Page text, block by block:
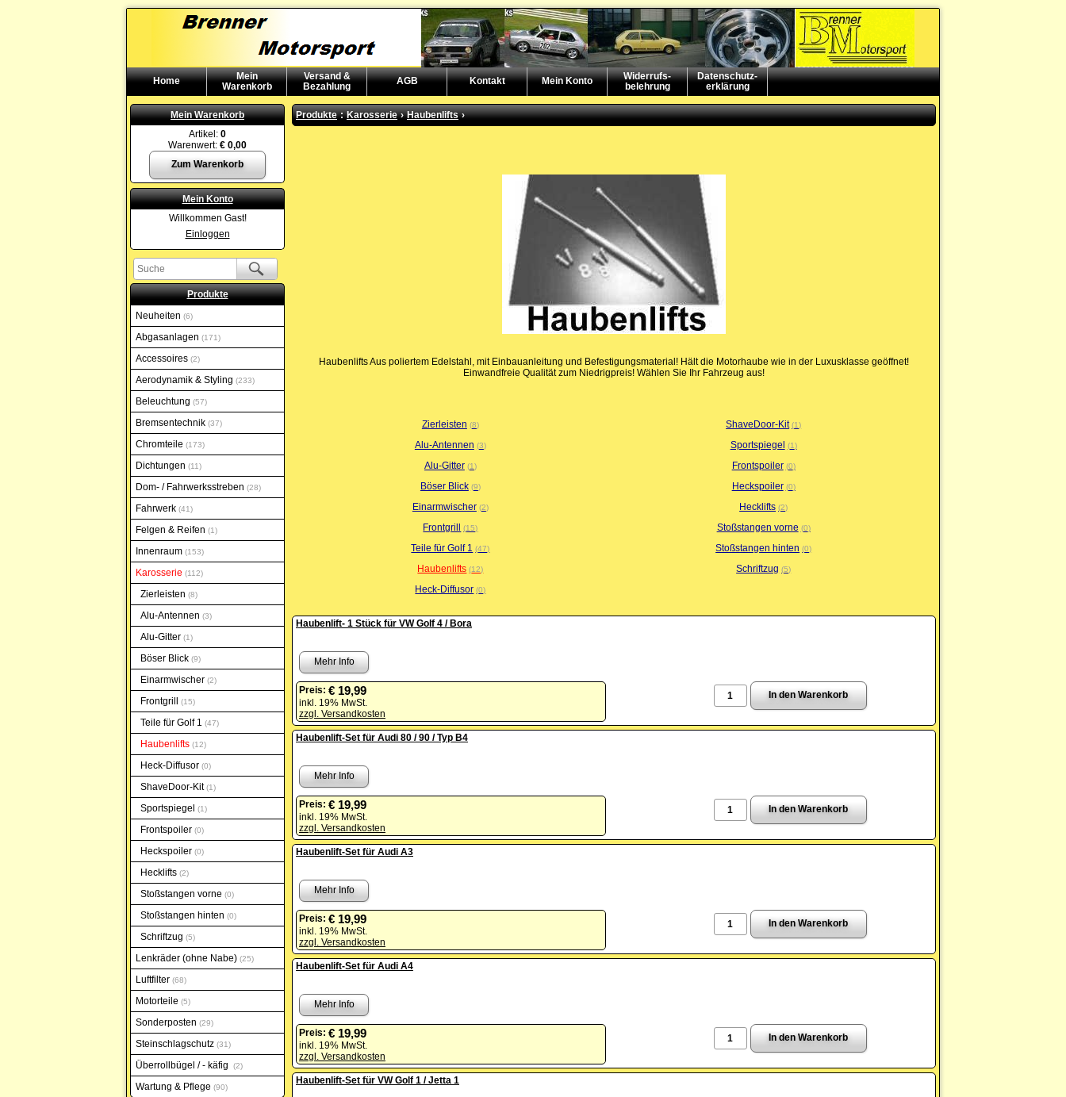
Home
Mein
Warenkorb
Versand &
Bezahlung
AGB Kontakt Mein Konto
Widerrufs-
belehrung
Datenschutz-
erklärung
Mein Warenkorb
Artikel: 0
Warenwert: € 0,00
Zum Warenkorb
Mein Konto
Willkommen Gast!
Einloggen
Produkte
Neuheiten
6
Abgasanlagen 171
Accessoires 2
Aerodynamik & Styling 233
Beleuchtung 57
Bremsentechnik 37
Chromteile 173
Dichtungen 11
Dom- / Fahrwerksstreben 28
Fahrwerk 41
Felgen & Reifen 1
Innenraum 153
Karosserie 112
Zierleisten 8
Alu-Antennen 3
Alu-Gitter 1
Böser Blick 9
Einarmwischer 2
Frontgrill 15
Teile für Golf 1 47
Haubenlifts 12
Heck-Diffusor 0
ShaveDoor-Kit 1
Sportspiegel 1
Frontspoiler 0
Heckspoiler 0
Hecklifts 2
Stoßstangen vorne 0
Stoßstangen hinten 0
Schriftzug 5
Lenkräder (ohne Nabe) 25
Luftfilter 68
Motorteile 5
Sonderposten 29
Steinschlagschutz 31
Überrollbügel / - käfig 2
Wartung & Pflege 90
Produkte : Karosserie › Haubenlifts ›
Haubenlifts Aus poliertem Edelstahl, mit Einbauanleitung und Befestigungsmaterial! Hält die Motorhaube wie in der Luxusklasse geöffnet!
Einwandfreie Qualität zum Niedrigpreis! Wählen Sie Ihr Fahrzeug aus!
Zierleisten 8
Alu-Antennen 3
Alu-Gitter 1
Böser Blick 9
Einarmwischer 2
Frontgrill 15
Teile für Golf 1 47
Haubenlifts 12
Heck-Diffusor 0
ShaveDoor-Kit 1
Sportspiegel 1
Frontspoiler 0
Heckspoiler 0
Hecklifts 2
Stoßstangen vorne 0
Stoßstangen hinten 0
Schriftzug 5
Haubenlift- 1 Stück für VW Golf 4 / Bora
Mehr Info
Preis: € 19,99
inkl. 19% MwSt.
zzgl. Versandkosten
Haubenlift-Set für Audi 80 / 90 / Typ B4
Mehr Info
Preis: € 19,99
inkl. 19% MwSt.
zzgl. Versandkosten
Haubenlift-Set für Audi A3
Mehr Info
Preis: € 19,99
inkl. 19% MwSt.
zzgl. Versandkosten
Haubenlift-Set für Audi A4
Mehr Info
Preis: € 19,99
inkl. 19% MwSt.
zzgl. Versandkosten
Haubenlift-Set für VW Golf 1 / Jetta 1